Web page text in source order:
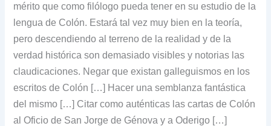
mérito que como filólogo pueda tener en su estudio de la
lengua de Colón. Estará tal vez muy bien en la teoría,
pero descendiendo al terreno de la realidad y de la
verdad histórica son demasiado visibles y notorias las
claudicaciones. Negar que existan galleguismos en los
escritos de Colón […] Hacer una semblanza fantástica
del mismo […] Citar como auténticas las cartas de Colón
al Oficio de San Jorge de Génova y a Oderigo […]